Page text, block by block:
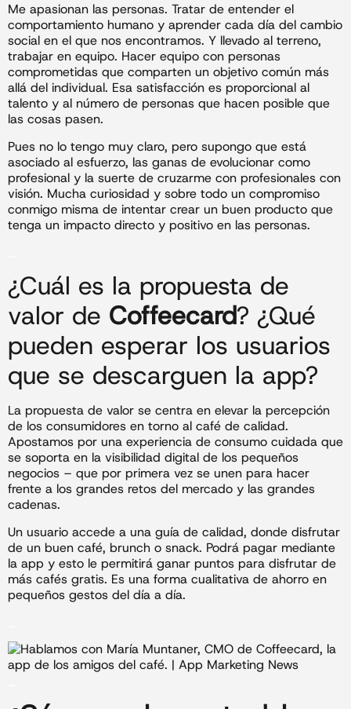
Me apasionan las personas. Tratar de entender el
comportamiento humano y aprender cada día del cambio
social en el que nos encontramos. Y llevado al terreno,
trabajar en equipo. Hacer equipo con personas
comprometidas que comparten un objetivo común más
allá del individual. Esa satisfacción es proporcional al
talento y al número de personas que hacen posible que
las cosas pasen.
Pues no lo tengo muy claro, pero supongo que está
asociado al esfuerzo, las ganas de evolucionar como
profesional y la suerte de cruzarme con profesionales con
visión. Mucha curiosidad y sobre todo un compromiso
conmigo misma de intentar crear un buen producto que
tenga un impacto directo y positivo en las personas.
¿Cuál es la propuesta de
valor de Coffeecard? ¿Qué
pueden esperar los usuarios
que se descarguen la app?
La propuesta de valor se centra en elevar la percepción
de los consumidores en torno al café de calidad.
Apostamos por una experiencia de consumo cuidada que
se soporta en la visibilidad digital de los pequeños
negocios – que por primera vez se unen para hacer
frente a los grandes retos del mercado y las grandes
cadenas.
Un usuario accede a una guía de calidad, donde disfrutar
de un buen café, brunch o snack. Podrá pagar mediante
la app y esto le permitirá ganar puntos para disfrutar de
más cafés gratis. Es una forma cualitativa de ahorro en
pequeños gestos del día a día.